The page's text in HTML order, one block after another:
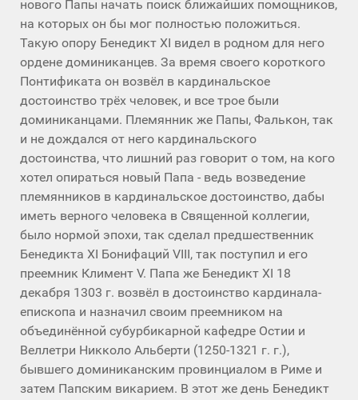
нового Папы начать поиск ближайших помощников,
на которых он бы мог полностью положиться.
Такую опору Бенедикт XI видел в родном для него
ордене доминиканцев. За время своего короткого
Понтификата он возвёл в кардинальское
достоинство трёх человек, и все трое были
доминиканцами. Племянник же Папы, Фалькон, так
и не дождался от него кардинальского
достоинства, что лишний раз говорит о том, на кого
хотел опираться новый Папа - ведь возведение
племянников в кардинальское достоинство, дабы
иметь верного человека в Священной коллегии,
было нормой эпохи, так сделал предшественник
Бенедикта XI Бонифаций VIII, так поступил и его
преемник Климент V. Папа же Бенедикт XI 18
декабря 1303 г. возвёл в достоинство кардинала-
епископа и назначил своим преемником на
объединённой субурбикарной кафедре Остии и
Веллетри Никколо Альберти (1250-1321 г. г.),
бывшего доминиканским провинциалом в Риме и
затем Папским викарием. В этот же день Бенедикт